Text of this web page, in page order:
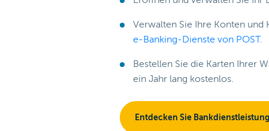
Verwalten Sie Ihre Konten und
e-Banking-Dienste von POST.
Bestellen Sie die Karten Ihrer
ein Jahr lang kostenlos.
Entdecken Sie